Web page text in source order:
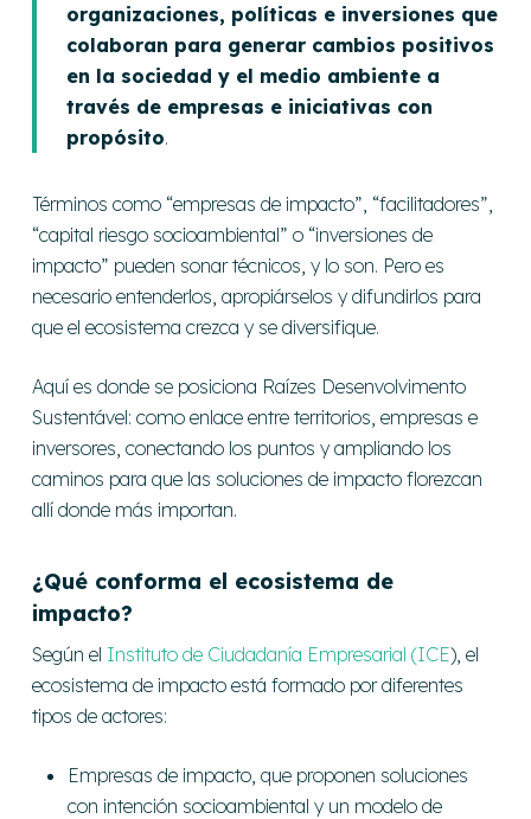
organizaciones, políticas e inversiones que
colaboran para generar cambios positivos
en la sociedad y el medio ambiente a
través de empresas e iniciativas con
propósito.
Términos como “empresas de impacto”, “facilitadores”,
“capital riesgo socioambiental” o “inversiones de
impacto” pueden sonar técnicos, y lo son. Pero es
necesario entenderlos, apropiárselos y difundirlos para
que el ecosistema crezca y se diversifique.
Aquí es donde se posiciona Raízes Desenvolvimento
Sustentável: como enlace entre territorios, empresas e
inversores, conectando los puntos y ampliando los
caminos para que las soluciones de impacto florezcan
allí donde más importan.
¿Qué conforma el ecosistema de
impacto?
Según el Instituto de Ciudadanía Empresarial (ICE), el
ecosistema de impacto está formado por diferentes
tipos de actores:
Empresas de impacto, que proponen soluciones
con intención socioambiental y un modelo de